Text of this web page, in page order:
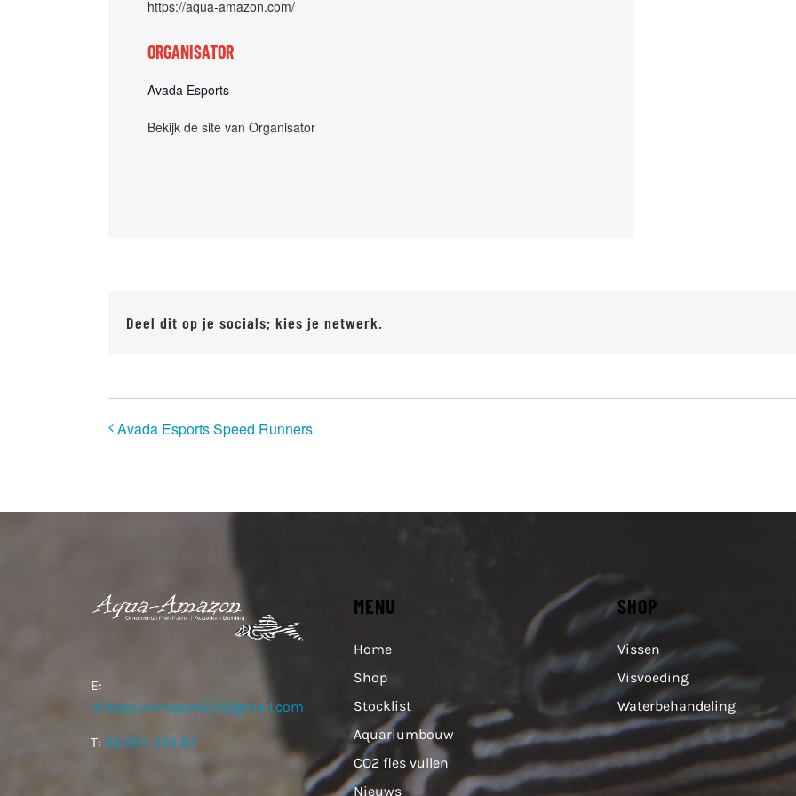
https://aqua-amazon.com/
ORGANISATOR
Avada Esports
Bekijk de site van Organisator
Deel dit op je socials; kies je netwerk.
Avada Esports Speed Runners
E:
infoaquaamazon2.0@gmail.com
T: 06 364 544 82
MENU
Home
Shop
Stocklist
Aquariumbouw
CO2 fles vullen
Nieuws
SHOP
Vissen
Visvoeding
Waterbehandeling